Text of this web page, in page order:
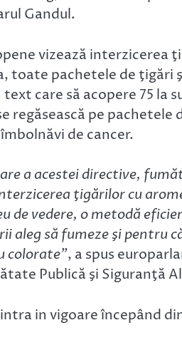
Gandul.
vizează interzicerea
toate pachetele de
care să acopere 75 la
regăsească pe
de cancer.
a acestei directive,
ţigărilor cu
de vedere, o metodă
aleg să fumeze şi pentru
colorate”, a spus
Publică şi Siguranţă
in vigoare începând